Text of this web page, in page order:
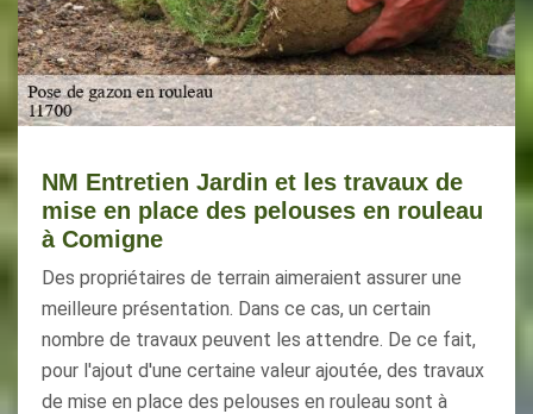
NM Entretien Jardin et les travaux de
mise en place des pelouses en rouleau
à Comigne
Des propriétaires de terrain aimeraient assurer une
meilleure présentation. Dans ce cas, un certain
nombre de travaux peuvent les attendre. De ce fait,
pour l'ajout d'une certaine valeur ajoutée, des travaux
de mise en place des pelouses en rouleau sont à